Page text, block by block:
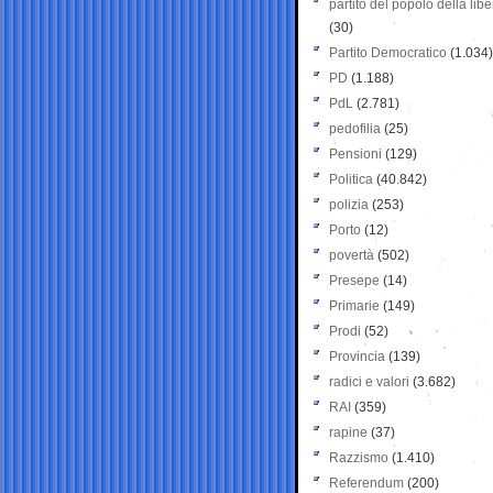
partito del popolo della
(30)
Partito Democratico (1.034)
PD (1.188)
PdL (2.781)
pedofilia (25)
Pensioni (129)
Politica (40.842)
polizia (253)
Porto (12)
povertà (502)
Presepe (14)
Primarie (149)
Prodi (52)
Provincia (139)
radici e valori (3.682)
RAI (359)
rapine (37)
Razzismo (1.410)
Referendum (200)